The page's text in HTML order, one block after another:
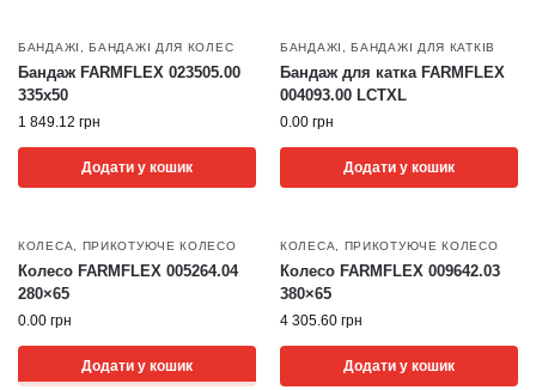
БАНДАЖІ ,БАНДАЖІ ДЛЯ КОЛЕС
Бандаж FARMFLEX 023505.00
335х50
1 849.12 грн
Додати у кошик
БАНДАЖІ ,БАНДАЖІ ДЛЯ КАТКІВ
Бандаж для катка FARMFLEX
004093.00 LCTXL
0.00 грн
Додати у кошик
КОЛЕСА ПРИКОТУЮЧЕ КОЛЕСО
Колесо FARMFLEX 005264.04
280×65
0.00 грн
Додати у кошик
КОЛЕСА ПРИКОТУЮЧЕ КОЛЕСО
Колесо FARMFLEX 009642.03
380×65
4 305.60 грн
Додати у кошик